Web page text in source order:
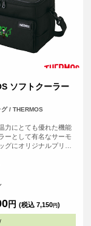
ソフトクーラー
/ THERMOS
力にとても優れた機能
ーとして有名なサーモ
グにオリジナルプリン
）は、バッグ上部に
し可能なストラップが
ソテック2の断熱構造の
冷たさと鮮度キープし
部活・学校のお弁当や
円 (税込 7,150円)
/